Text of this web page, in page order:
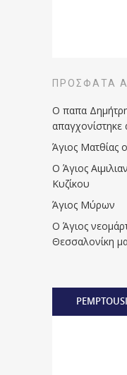
ΠΡΌΣΦΑΤΑ
Ο παπα
Άγιος Ματθίας
Ο Άγιος
Κυζίκου
Άγιος Μύρων
Ο Άγιος
Θεσσαλονίκη